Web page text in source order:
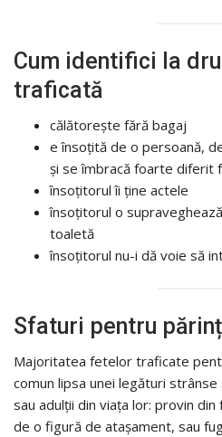
Cum identifici la
traficată
călătorește fără bagaj
e însoțită de o persoană,
și se îmbracă foarte diferit
însoțitorul îi ține actele
însoțitorul o
toaletă
însoțitorul nu-i dă voie să
Sfaturi pentru
Majoritatea fetelor traficate
comun lipsa unei legături strânse
sau adulții din viața lor: provin
de o figură de atașament, sau